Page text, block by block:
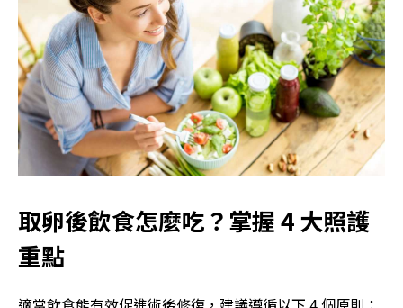
取卵後飲食怎麼吃？掌握 4 大照護
重點